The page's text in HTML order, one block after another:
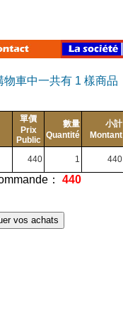
物車中一共有 1 樣商品
單價
Prix
Public
數量
Quantité
小計
Montant
440 1 440
： 440